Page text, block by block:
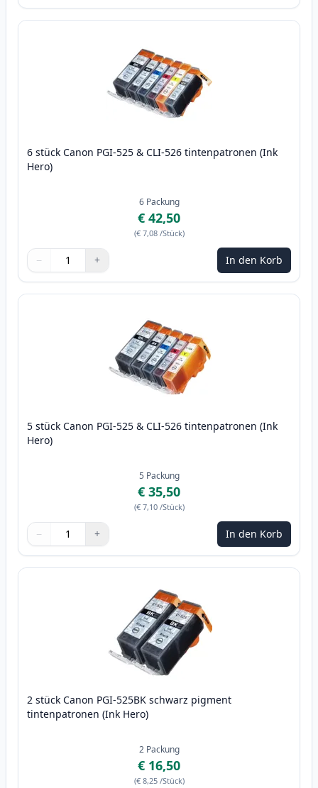
6 stück Canon PGI-525 & CLI-526 tintenpatronen (Ink
Hero)
6 Packung
€ 42,50
(€ 7,08 /Stück)
Menge
Verwenden Sie die Tasten, um anzupassen
− +
Menge 1 In den Korb
5 stück Canon PGI-525 & CLI-526 tintenpatronen (Ink
Hero)
5 Packung
€ 35,50
(€ 7,10 /Stück)
Menge
Verwenden Sie die Tasten, um anzupassen
− +
Menge 1 In den Korb
2 stück Canon PGI-525BK schwarz pigment
tintenpatronen (Ink Hero)
2 Packung
€ 16,50
(€ 8,25 /Stück)